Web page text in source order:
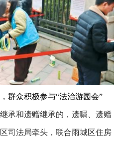
群众积极参与“法治游园会”
和遗赠继承的，遗嘱、遗赠
司法局牵头，联合雨城区住房